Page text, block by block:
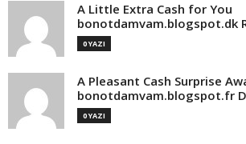
A Little Extra Cash for You
bonotdamvam.blogspot.dk
0 YAZI
A Pleasant Cash Surprise
bonotdamvam.blogspot.fr
0 YAZI